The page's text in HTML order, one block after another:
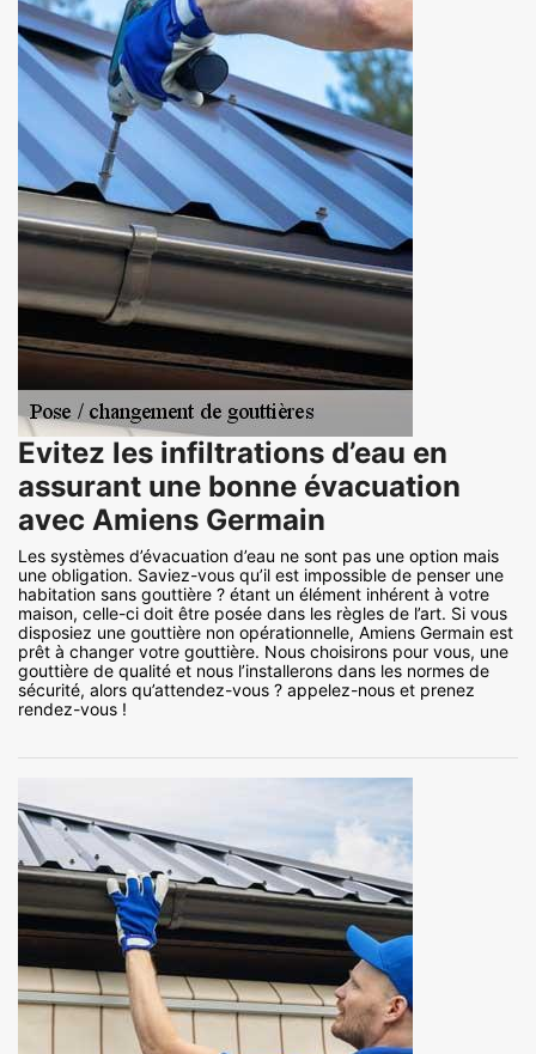
Evitez les infiltrations d’eau en
assurant une bonne évacuation
avec Amiens Germain
Les systèmes d’évacuation d’eau ne sont pas une option mais
une obligation. Saviez-vous qu’il est impossible de penser une
habitation sans gouttière ? étant un élément inhérent à votre
maison, celle-ci doit être posée dans les règles de l’art. Si vous
disposiez une gouttière non opérationnelle, Amiens Germain est
prêt à changer votre gouttière. Nous choisirons pour vous, une
gouttière de qualité et nous l’installerons dans les normes de
sécurité, alors qu’attendez-vous ? appelez-nous et prenez
rendez-vous !